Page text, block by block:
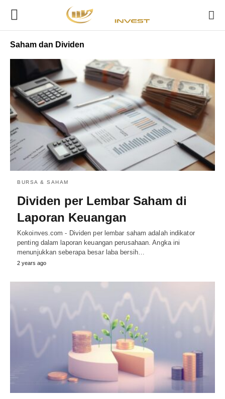
Saham dan Dividen
BURSA & SAHAM
Dividen per Lembar Saham di
Laporan Keuangan
Kokoinves.com - Dividen per lembar saham adalah indikator
penting dalam laporan keuangan perusahaan. Angka ini
menunjukkan seberapa besar laba bersih…
2 years ago